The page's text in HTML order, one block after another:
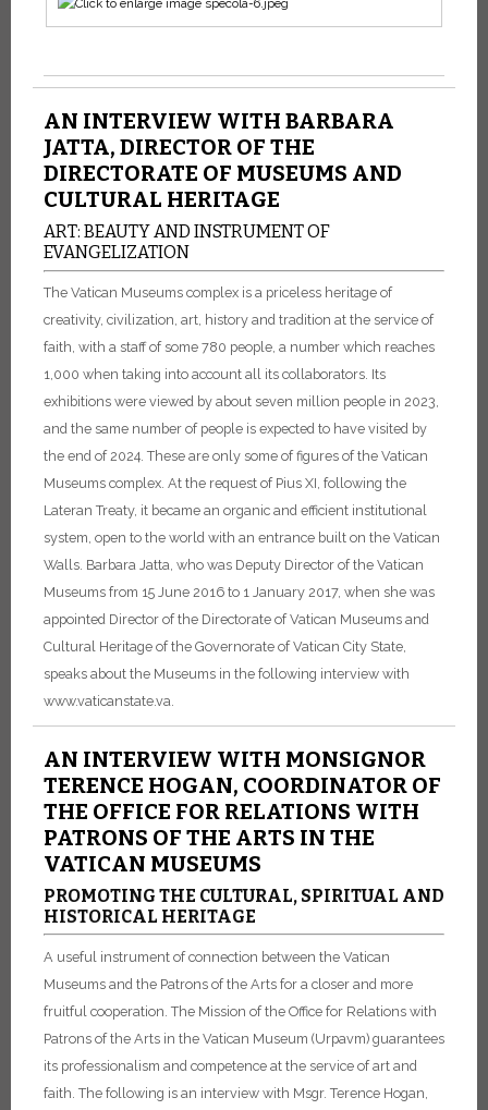
AN INTERVIEW WITH BARBARA
JATTA, DIRECTOR OF THE
DIRECTORATE OF MUSEUMS AND
CULTURAL HERITAGE
ART: BEAUTY AND INSTRUMENT OF
EVANGELIZATION
The Vatican Museums complex is a priceless heritage of
creativity, civilization, art, history and tradition at the service of
faith, with a staff of some 780 people, a number which reaches
1,000 when taking into account all its collaborators. Its
exhibitions were viewed by about seven million people in 2023,
and the same number of people is expected to have visited by
the end of 2024. These are only some of figures of the Vatican
Museums complex. At the request of Pius XI, following the
Lateran Treaty, it became an organic and efficient institutional
system, open to the world with an entrance built on the Vatican
Walls. Barbara Jatta, who was Deputy Director of the Vatican
Museums from 15 June 2016 to 1 January 2017, when she was
appointed Director of the Directorate of Vatican Museums and
Cultural Heritage of the Governorate of Vatican City State,
speaks about the Museums in the following interview with
www.vaticanstate.va.
AN INTERVIEW WITH MONSIGNOR
TERENCE HOGAN, COORDINATOR OF
THE OFFICE FOR RELATIONS WITH
PATRONS OF THE ARTS IN THE
VATICAN MUSEUMS
PROMOTING THE CULTURAL, SPIRITUAL AND
HISTORICAL HERITAGE
A useful instrument of connection between the Vatican
Museums and the Patrons of the Arts for a closer and more
fruitful cooperation. The Mission of the Office for Relations with
Patrons of the Arts in the Vatican Museum (Urpavm) guarantees
its professionalism and competence at the service of art and
faith. The following is an interview with Msgr. Terence Hogan,